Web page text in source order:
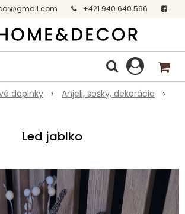
+421 940 640 596
Facebook
doplnky
Anjeli, sošky, dekorácie
Led jablko